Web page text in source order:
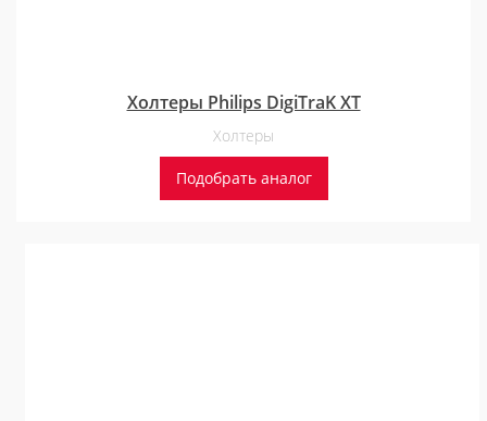
Холтеры Philips DigiTraK XT
Холтеры
Подобрать аналог